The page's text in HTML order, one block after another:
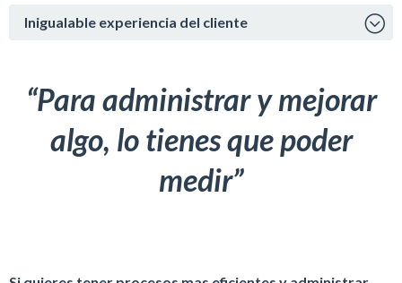
Inigualable experiencia del cliente
“Para administrar y mejorar
algo, lo tienes que poder
medir”